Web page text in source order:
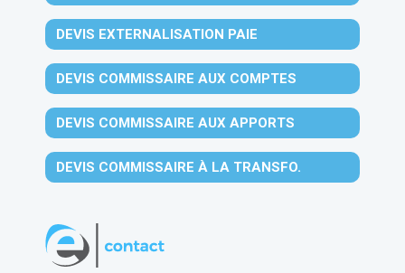
DEVIS EXTERNALISATION PAIE
DEVIS COMMISSAIRE AUX COMPTES
DEVIS COMMISSAIRE AUX APPORTS
DEVIS COMMISSAIRE À LA TRANSFO.